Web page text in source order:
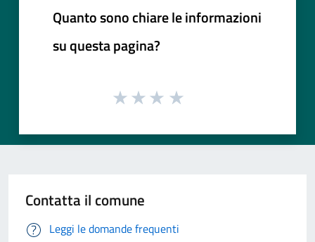
Quanto sono chiare le informazioni
su questa pagina?
Contatta il comune
Leggi le domande frequenti